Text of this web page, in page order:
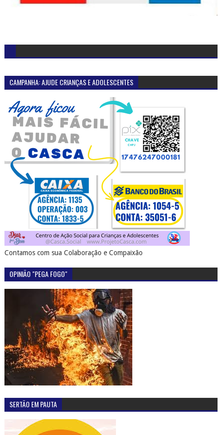
CAMPANHA: AJUDE CRIANÇAS E ADOLESCENTES
Contamos com sua Colaboração e Compaixão
OPINIÃO "PEGA FOGO"
SERTÃO EM PAUTA